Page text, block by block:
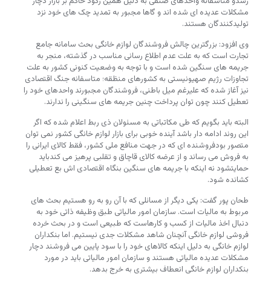
مشکلات عدیده ای شده اند و گاها مجبور به تمدید چک های خود نزد
تولیدکنندگان هستند.
وی افزود: بزرگترین چالش فروشندگان لوازم خانگی بحث سامانه جامع
تجارت است که به علت عدم اطلاع رسانی مناسب در گذشته، منجر به
جریمه های سنگین شده است و با توجه به وضعیت کنونی کشور به علت
تجاوزات رژیم صهیونیستی به کشورهای منظقه؛ متاسفانه جنگ اقتصادی
نیز آغاز شده که علیرغم میل باطنی، فروشندگان مجبورند واحدهای خود را
تعطیل کنند چون توان پرداخت چنین جریمه های سنگینی را ندارند.
البته باید بگویم که طی مکاتباتی به مسئولان ذی ربط اعلام شده که اگر
این روند ادامه دار باشد آینده خوبی برای بازار لوازم خانگی کشور نمی توان
متصور بودفروشنده ای که در جهت منافع ملی کشور، فقط کالای ایرانی را
به فروش می رساند و از عرضه کالای قاچاق و تقلبی پرهیز می کندباید
حمایتشود نه اینکه با جریمه های سنگین بنگاه اقتصادی اش بع تعطیلی
کشانده شود.
طحان پور گفت: یکی دیگر از مسائلی که با آن رو به رو هستیم بحث های
مربوط به مالیات است. سازمان امور مالیاتی طبق وظیفه ذاتی خود به
دنبال اخذ مالیات از کسب و کارهاست که طبیعی است و در بحث خرده
فروشی لوازم خانگی آنچنان شاهد مشکلات جدی نیستیم. اما بنکداران
لوازم خانگی به دلیل اینکه کالاهای خود را با سود پایین می فروشند دچار
مشکلات عدیده مالیاتی هستند و سازمان امور مالیاتی باید در مورد
بنکداران لوازم خانگی انعطاف بیشتری به خرج بدهد.